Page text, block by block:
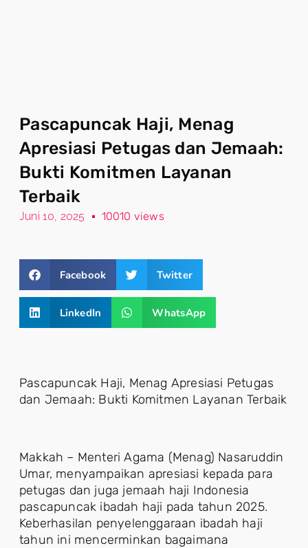
Pascapuncak Haji, Menag
Apresiasi Petugas dan Jemaah:
Bukti Komitmen Layanan
Terbaik
Juni 10, 2025 10010 views
Facebook Twitter
LinkedIn WhatsApp
Pascapuncak Haji, Menag Apresiasi Petugas
dan Jemaah: Bukti Komitmen Layanan Terbaik
Makkah – Menteri Agama (Menag) Nasaruddin
Umar, menyampaikan apresiasi kepada para
petugas dan juga jemaah haji Indonesia
pascapuncak ibadah haji pada tahun 2025.
Keberhasilan penyelenggaraan ibadah haji
tahun ini mencerminkan bagaimana